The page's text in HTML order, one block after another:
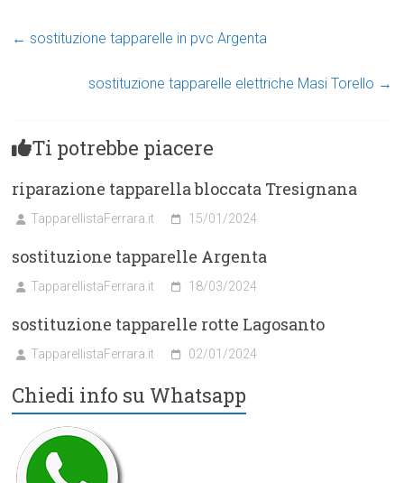
← sostituzione tapparelle in pvc Argenta
sostituzione tapparelle elettriche Masi Torello →
Ti potrebbe piacere
riparazione tapparella bloccata Tresignana
TapparellistaFerrara.it 15/01/2024
sostituzione tapparelle Argenta
TapparellistaFerrara.it 18/03/2024
sostituzione tapparelle rotte Lagosanto
TapparellistaFerrara.it 02/01/2024
Chiedi info su Whatsapp